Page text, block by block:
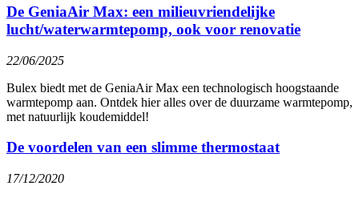
De GeniaAir Max: een milieuvriendelijke
lucht/waterwarmtepomp, ook voor renovatie
22/06/2025
Bulex biedt met de GeniaAir Max een technologisch hoogstaande
warmtepomp aan. Ontdek hier alles over de duurzame warmtepomp,
met natuurlijk koudemiddel!
De voordelen van een slimme thermostaat
17/12/2020